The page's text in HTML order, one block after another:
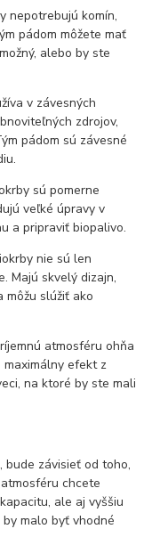
nepotrebujú komín,
pádom môžete mať
alebo by ste
v závesných
zdrojov,
pádom sú závesné
sú pomerne
veľké úpravy v
a pripraviť biopalivo.
nie sú len
Majú skvelý dizajn,
môžu slúžiť ako
atmosféru ohňa
efekt z
na ktoré by ste mali
závisieť od toho,
chcete
ale aj vyššiu
malo byť vhodné